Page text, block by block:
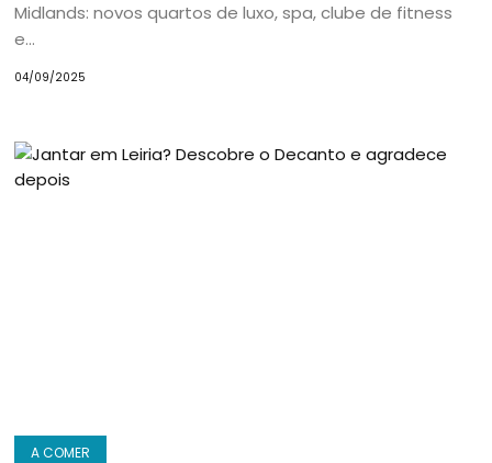
Midlands: novos quartos de luxo, spa, clube de fitness
e...
04/09/2025
A COMER